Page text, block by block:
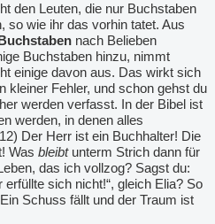
den Leuten, die nur Buchstaben
so wie ihr das vorhin tatet. Aus
Buchstaben nach Belieben
Buchstaben hinzu, nimmt
einige davon aus. Das wirkt sich
kleiner Fehler, und schon gehst du
werden verfasst. In der Bibel ist
werden, in denen alles
Der Herr ist ein Buchhalter! Die
Was bleibtunterm Strich dann für
das ich vollzog? Sagst du:
erfüllte sich nicht!“, gleich Elia? So
Schuss fällt und der Traum ist